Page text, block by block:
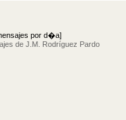
por d�a]
de J.M. Rodríguez Pardo